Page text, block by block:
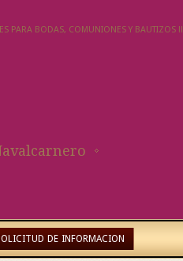
PARA BODAS, COMUNIONES Y BAUTIZOS !!
DE INFORMACION